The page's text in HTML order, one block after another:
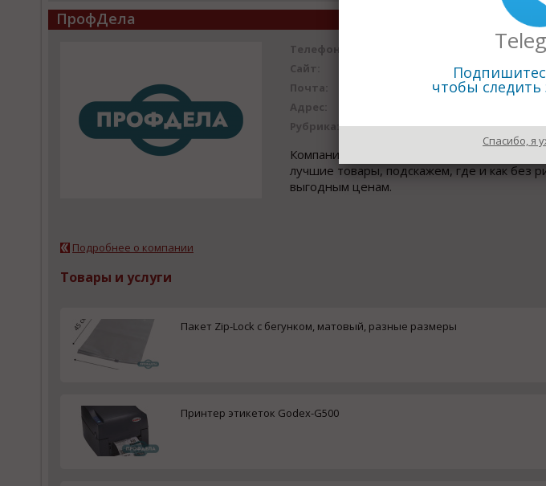
ПрофДела
Телефон:
Сайт:
https://profdela.ru
Почта:
Отправить письмо
Адрес:
Рубрика:
Пластиковая и полиэтиленовая
Компания ПрофДела занимается
лучшие товары, подскажем, где и как без
выгодным ценам.
Подробнее о компании
Товары и услуги
Пакет Zip-Lock с бегунком, матовый, разные размеры
Принтер этикеток Godex-G500
чтобы следить
Спасибо, я